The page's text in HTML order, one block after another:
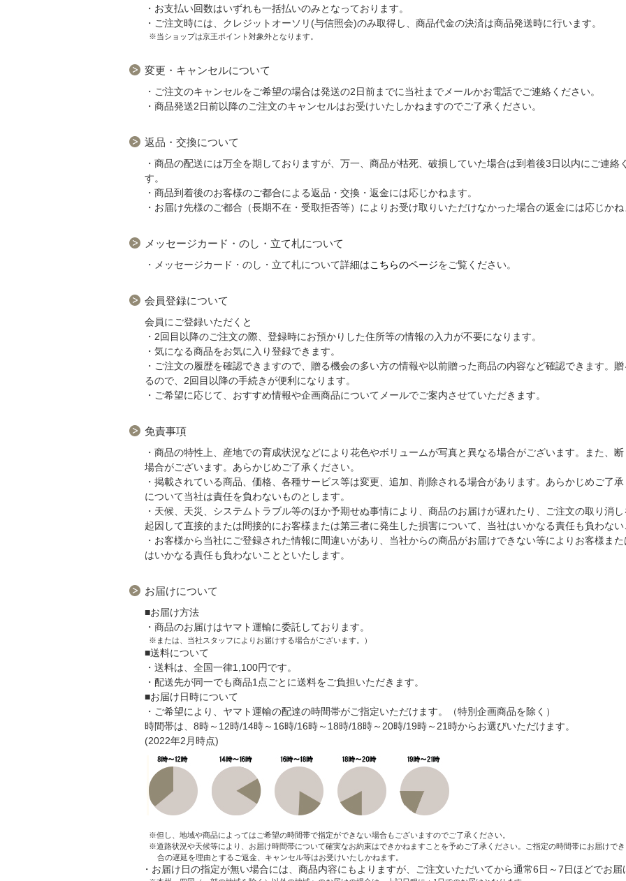
・お支払い回数はいずれも一括払いのみとなっております。
・ご注文時には、クレジットオーソリ(与信照会)のみ取得し、商品代金の決済は商品発送時に行います。
※当ショップは京王ポイント対象外となります。
変更・キャンセルについて
・ご注文のキャンセルをご希望の場合は発送の2日前までに当社までメールかお電話でご連絡ください。
・商品発送2日前以降のご注文のキャンセルはお受けいたしかねますのでご了承ください。
返品・交換について
・商品の配送には万全を期しておりますが、万一、商品が枯死、破損していた場合は到着後3日以内にご連
す。
・商品到着後のお客様のご都合による返品・交換・返金には応じかねます。
・お届け先様のご都合（長期不在・受取拒否等）によりお受け取りいただけなかった場合の返金には応じか
メッセージカード・のし・立て札について
・メッセージカード・のし・立て札について詳細はこちらのページをご覧ください。
会員登録について
会員にご登録いただくと
・2回目以降のご注文の際、登録時にお預かりした住所等の情報の入力が不要になります。
・気になる商品をお気に入り登録できます。
・ご注文の履歴を確認できますので、贈る機会の多い方の情報や以前贈った商品の内容など確認できます。
るので、2回目以降の手続きが便利になります。
・ご希望に応じて、おすすめ情報や企画商品についてメールでご案内させていただきます。
免責事項
・商品の特性上、産地での育成状況などにより花色やボリュームが写真と異なる場合がございます。また、
場合がございます。あらかじめご了承ください。
・掲載されている商品、価格、各種サービス等は変更、追加、削除される場合があります。あらかじめご了
について当社は責任を負わないものとします。
・天候、天災、システムトラブル等のほか予期せぬ事情により、商品のお届けが遅れたり、ご注文の取り消
起因して直接的または間接的にお客様または第三者に発生した損害について、当社はいかなる責任も負わな
・お客様から当社にご登録された情報に間違いがあり、当社からの商品がお届けできない等によりお客様ま
はいかなる責任も負わないことといたします。
お届けについて
■お届け方法
・商品のお届けはヤマト運輸に委託しております。
※または、当社スタッフによりお届けする場合がございます。）
■送料について
・送料は、全国一律1,100円です。
・配送先が同一でも商品1点ごとに送料をご負担いただきます。
■お届け日時について
・ご希望により、ヤマト運輸の配達の時間帯がご指定いただけます。（特別企画商品を除く）
時間帯は、8時～12時/14時～16時/16時～18時/18時～20時/19時～21時からお選びいただけます。
(2022年2月時点)
※但し、地域や商品によってはご希望の時間帯で指定ができない場合もございますのでご了承ください。
※道路状況や天候等により、お届け時間帯について確実なお約束はできかねますことを予めご了承ください。ご指定の時間帯にお届けで
合の遅延を理由とするご返金、キャンセル等はお受けいたしかねます。
・お届け日の指定が無い場合には、商品内容にもよりますが、ご注文いただいてから通常6日～7日ほどでお届